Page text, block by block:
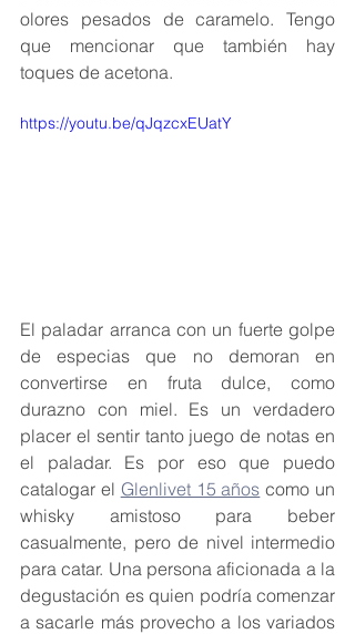
olores pesados de caramelo. Tengo
que mencionar que también hay
toques de acetona.
https://youtu.be/qJqzcxEUatY
El paladar arranca con un fuerte golpe
de especias que no demoran en
convertirse en fruta dulce, como
durazno con miel. Es un verdadero
placer el sentir tanto juego de notas en
el paladar. Es por eso que puedo
catalogar el Glenlivet 15 años como un
whisky amistoso para beber
casualmente, pero de nivel intermedio
para catar. Una persona aficionada a la
degustación es quien podría comenzar
a sacarle más provecho a los variados